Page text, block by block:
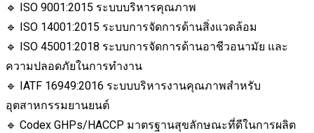
🔹 ISO 9001:2015 ระบบบริหารคุณภาพ
🔹 ISO 14001:2015 ระบบการจัดการด้านสิ่งแวดล้อม
🔹 ISO 45001:2018 ระบบการจัดการด้านอาชีวอนามัย และ
ความปลอดภัยในการทำงาน
🔹 IATF 16949:2016 ระบบบริหารงานคุณภาพสำหรับ
อุตสาหกรรมยานยนต์
🔹 Codex GHPs/HACCP มาตรฐานสุขลักษณะที่ดีในการผลิต